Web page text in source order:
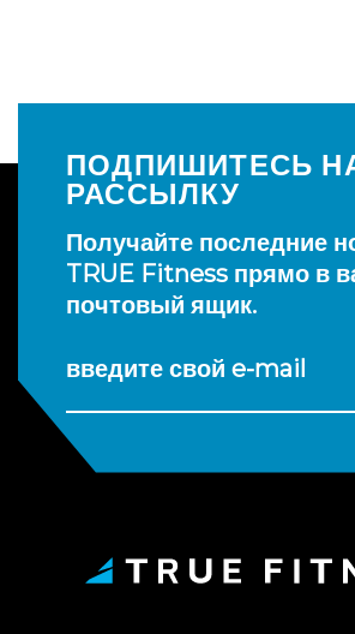
ПОДПИШИТЕСЬ
РАССЫЛКУ
Получайте последние
TRUE Fitness прямо в
почтовый ящик.
введите свой e-mail